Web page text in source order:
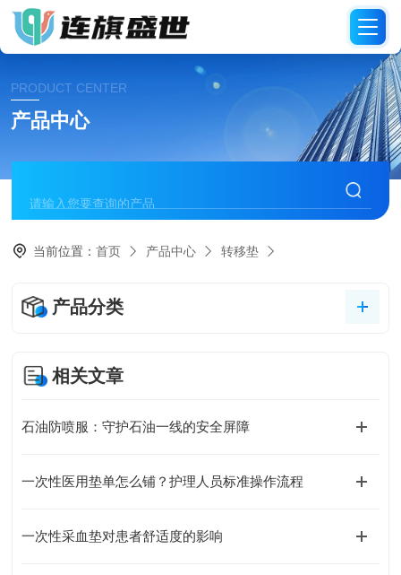
PRODUCT CENTER
产品中心
当前位置：首页 产品中心 转移垫
产品分类
相关文章
石油防喷服：守护石油一线的安全屏障
一次性医用垫单怎么铺？护理人员标准操作流程
一次性采血垫对患者舒适度的影响